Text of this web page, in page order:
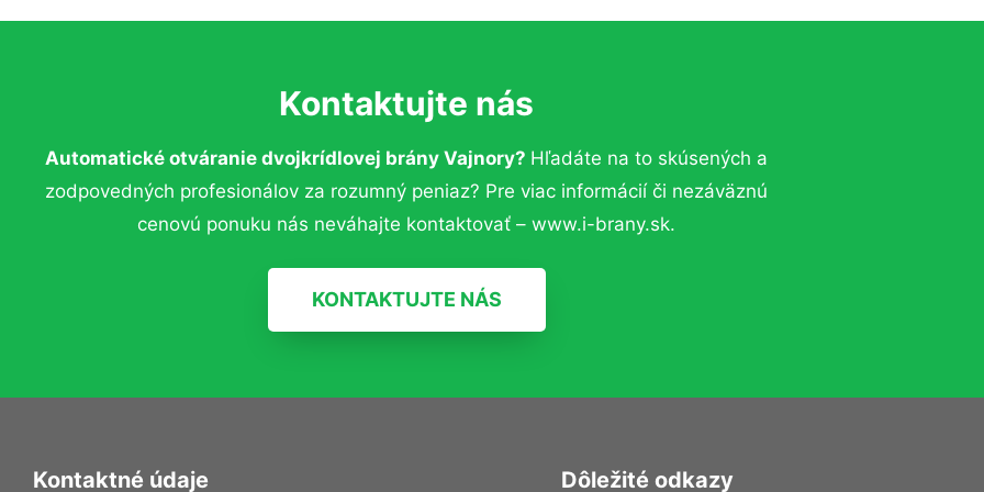
Kontaktujte nás
Automatické otváranie dvojkrídlovej brány Vajnory? Hľadáte na to skúsených a
zodpovedných profesionálov za rozumný peniaz? Pre viac informácií či nezáväznú
cenovú ponuku nás neváhajte kontaktovať – www.i-brany.sk.
KONTAKTUJTE NÁS
Kontaktné údaje Dôležité odkazy